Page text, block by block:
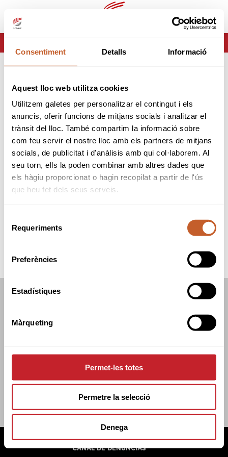
Consentiment Detalls Informació
Aquest lloc web utilitza cookies
Utilitzem galetes per personalitzar el contingut i els
anuncis, oferir funcions de mitjans socials i analitzar el
trànsit del lloc. També compartim la informació sobre
com feu servir el nostre lloc amb els partners de mitjans
socials, de publicitat i d'anàlisis amb qui col·laborem. Al
seu torn, ells la poden combinar amb altres dades que
els hàgiu proporcionat o hagin recopilat a partir de l'ús
que heu fet dels seus serveis.
Requeriments
Preferències
Estadístiques
Màrqueting
Permet-les totes
Permetre la selecció
Denega
es ca
Página no encontrada
Lo sentimos pero la página que estas buscando no
existe o ha cambiado.
volver
C/TUSET 32, 8A PLANTA. 08006 BCN
POLÍTICA DE COOKIES
POLÍTICA DE PRIVACIDAD
CANAL DE DENUNCIAS